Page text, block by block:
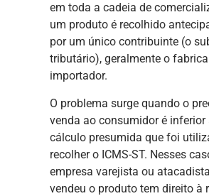
em toda a cadeia de
um produto é recolhido
por um único contribuinte (o
tributário), geralmente o
importador.
O problema surge quando o
venda ao consumidor é inferior
cálculo presumida que foi
recolher o ICMS-ST. Nesses
empresa varejista ou
vendeu o produto tem direito à